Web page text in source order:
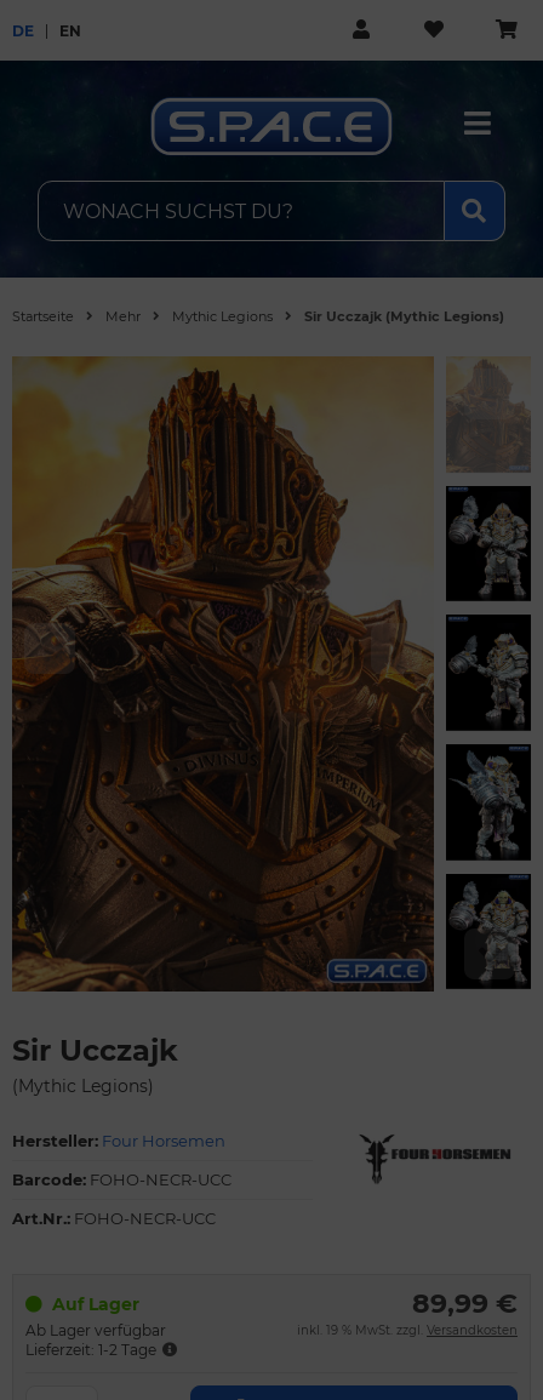
DE EN
Startseite Mehr Mythic Legions Sir Ucczajk (Mythic Legions)
Sir Ucczajk
(Mythic Legions)
Hersteller: Four Horsemen
Barcode: FOHO-NECR-UCC
Art.Nr.: FOHO-NECR-UCC
Auf Lager
Ab Lager verfügbar
Lieferzeit: 1-2 Tage
89,99 €
inkl. 19 % MwSt. zzgl. Versandkosten